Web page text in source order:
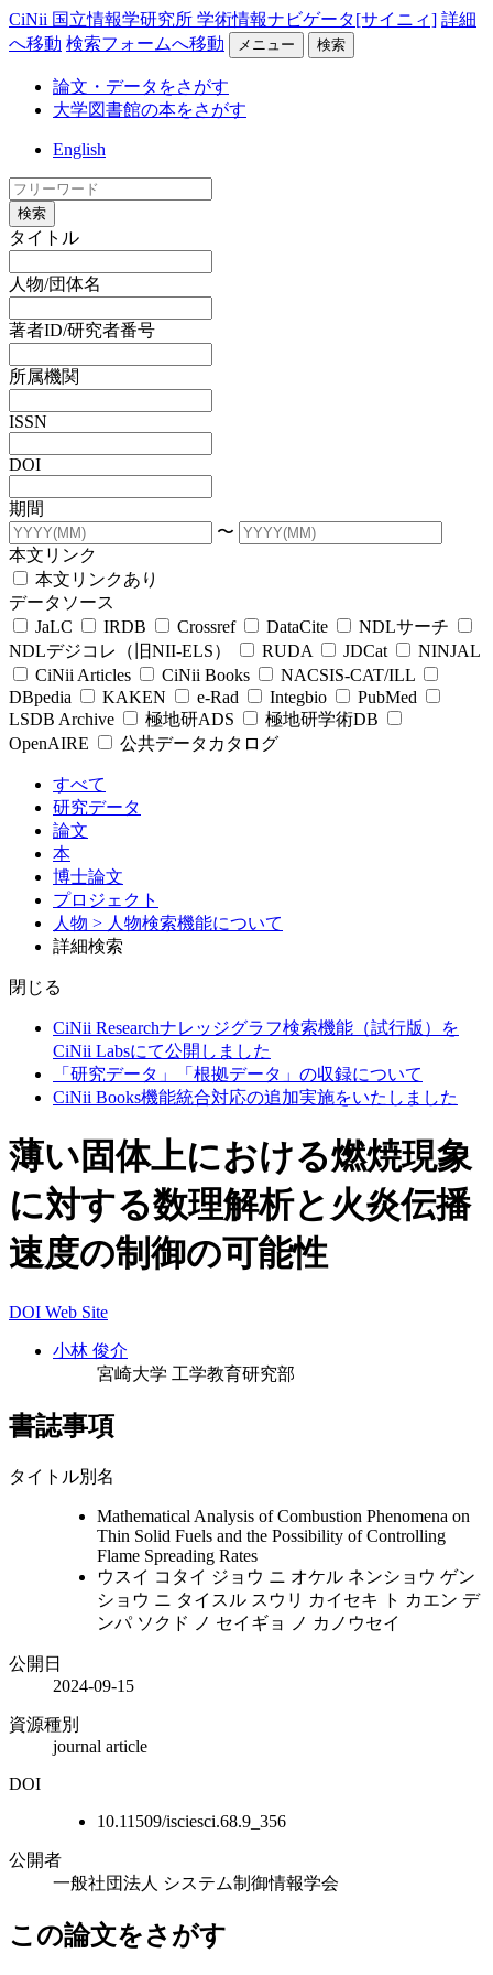
CiNii 国立情報学研究所 学術情報ナビゲータ[サイニィ] 詳細
へ移動 検索フォームへ移動 メニュー 検索
論文・データをさがす
大学図書館の本をさがす
English
検索
タイトル
人物/団体名
著者ID/研究者番号
所属機関
ISSN
DOI
期間
〜
本文リンク
本文リンクあり
データソース
JaLC
IRDB Crossref DataCite
NDLサーチ
NDLデジコレ（旧NII-ELS）
RUDA JDCat
NINJAL
CiNii Articles
CiNii Books
NACSIS-CAT/ILL
DBpedia
KAKEN e-Rad Integbio
PubMed
LSDB Archive
極地研ADS
極地研学術DB
OpenAIRE
公共データカタログ
すべて
研究データ
論文
本
博士論文
プロジェクト
人物 > 人物検索機能について
詳細検索
閉じる
CiNii Researchナレッジグラフ検索機能（試行版）を
CiNii Labsにて公開しました
「研究データ」「根拠データ」の収録について
CiNii Books機能統合対応の追加実施をいたしました
薄い固体上における燃焼現象
に対する数理解析と火炎伝播
速度の制御の可能性
DOI Web Site
小林 俊介
宮崎大学 工学教育研究部
書誌事項
タイトル別名
Mathematical Analysis of Combustion Phenomena on
Thin Solid Fuels and the Possibility of Controlling
Flame Spreading Rates
ウスイ コタイ ジョウ ニ オケル ネンショウ ゲン
ショウ ニ タイスル スウリ カイセキ ト カエン デ
ンパ ソクド ノ セイギョ ノ カノウセイ
公開日
2024-09-15
資源種別
journal article
DOI
10.11509/isciesci.68.9_356
公開者
一般社団法人 システム制御情報学会
この論文をさがす